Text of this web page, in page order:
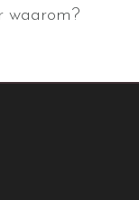
waarom?